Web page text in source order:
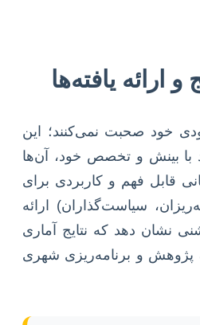
خود صحبت نمی‌کنند؛ این
با بینش و تخصص خود، آن‌ها
قابل فهم و کاربردی برای
سیاست‌گذاران) ارائه
نشان دهد که نتایج آماری
پژوهش و برنامه‌ریزی شهری